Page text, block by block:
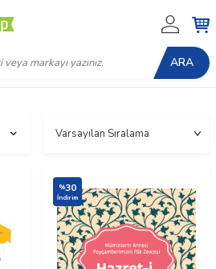
ARA
%30
İndirim